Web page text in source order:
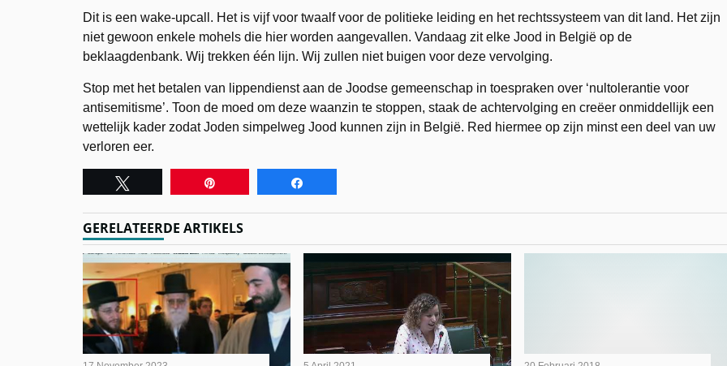
Dit is een wake-upcall. Het is vijf voor twaalf voor de politieke leiding en het rechtssysteem van dit land. Het zijn
niet gewoon enkele mohels die hier worden aangevallen. Vandaag zit elke Jood in België op de
beklaagdenbank. Wij trekken één lijn. Wij zullen niet buigen voor deze vervolging.
Stop met het betalen van lippendienst aan de Joodse gemeenschap in toespraken over ‘nultolerantie voor
antisemitisme’. Toon de moed om deze waanzin te stoppen, staak de achtervolging en creëer onmiddellijk een
wettelijk kader zodat Joden simpelweg Jood kunnen zijn in België. Red hiermee op zijn minst een deel van uw
verloren eer.
GERELATEERDE ARTIKELS